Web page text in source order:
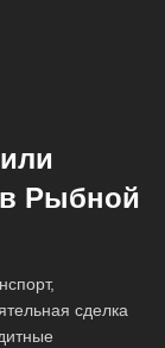
Рыбной
сделка